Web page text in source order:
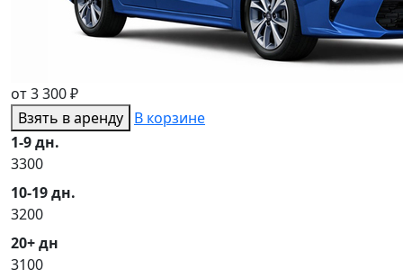
от 3 300 ₽
Взять в аренду В корзине
1-9 дн.
3300
10-19 дн.
3200
20+ дн
3100